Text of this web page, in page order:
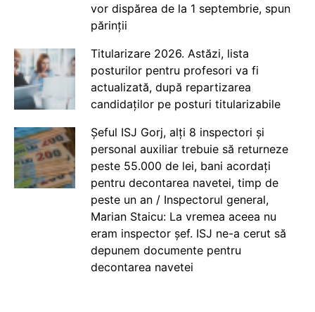
vor dispărea de la 1 septembrie, spun
părinții
Titularizare 2026. Astăzi, lista
posturilor pentru profesori va fi
actualizată, după repartizarea
candidaților pe posturi titularizabile
Șeful ISJ Gorj, alți 8 inspectori și
personal auxiliar trebuie să returneze
peste 55.000 de lei, bani acordați
pentru decontarea navetei, timp de
peste un an / Inspectorul general,
Marian Staicu: La vremea aceea nu
eram inspector șef. ISJ ne-a cerut să
depunem documente pentru
decontarea navetei